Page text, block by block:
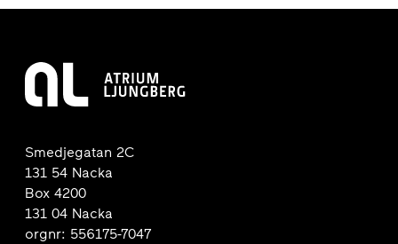
Smedjegatan 2C
131 54 Nacka
Box 4200
131 04 Nacka
orgnr: 556175-7047